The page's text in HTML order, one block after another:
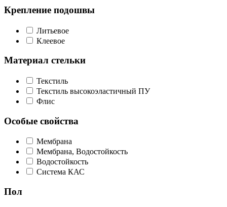
Крепление подошвы
Литьевое
Клеевое
Материал стельки
Текстиль
Текстиль высокоэластичный ПУ
Флис
Особые свойства
Мембрана
Мембрана, Водостойкость
Водостойкость
Система КАС
Пол